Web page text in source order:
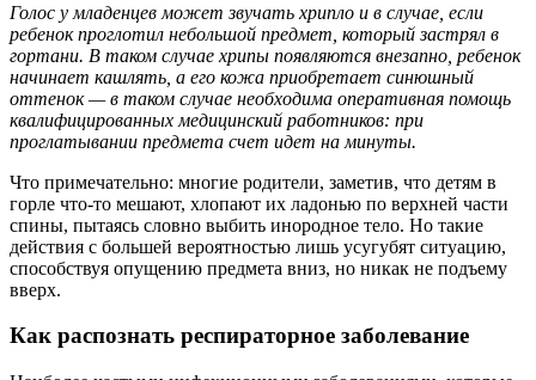
Голос у младенцев может звучать хрипло и в случае, если
ребенок проглотил небольшой предмет, который застрял в
гортани. В таком случае хрипы появляются внезапно, ребенок
начинает кашлять, а его кожа приобретает синюшный
оттенок — в таком случае необходима оперативная помощь
квалифицированных медицинский работников: при
проглатывании предмета счет идет на минуты.
Что примечательно: многие родители, заметив, что детям в
горле что-то мешают, хлопают их ладонью по верхней части
спины, пытаясь словно выбить инородное тело. Но такие
действия с большей вероятностью лишь усугубят ситуацию,
способствуя опущению предмета вниз, но никак не подъему
вверх.
Как распознать респираторное заболевание